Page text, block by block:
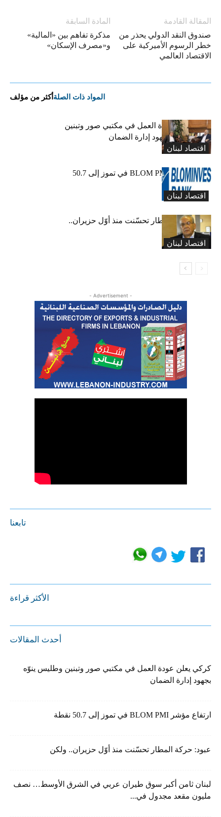
المادة السابقة
مذكرة تفاهم بين «المالية»
و«مصرف الإسكان»
المقالة القادمة
صندوق النقد الدولي يحذر من
خطر الرسوم الأميركية على
الاقتصاد العالمي
المواد ذات الصلة أكثر من مؤلف
اقتصاد لبنان
كركي يعلن عودة العمل في مكتبي صور وتبنين
وطليس ينوّه بجهود إدارة الضمان
اقتصاد لبنان
ارتفاع مؤشر BLOM PMI في تموز إلى 50.7
نقطة
اقتصاد لبنان
عبود: حركة المطار تحسّنت منذ أوّل حزيران..
ولكن
- Advertisement -
تابعنا
الأكثر قراءة
أحدث المقالات
كركي يعلن عودة العمل في مكتبي صور وتبنين وطليس ينوّه
بجهود إدارة الضمان
ارتفاع مؤشر BLOM PMI في تموز إلى 50.7 نقطة
عبود: حركة المطار تحسّنت منذ أوّل حزيران.. ولكن
لبنان ثامن أكبر سوق طيران عربي في الشرق الأوسط… نصف
مليون مقعد مجدول في...